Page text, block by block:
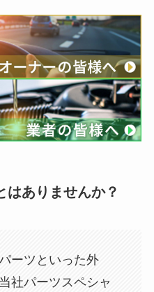
はありませんか？
ーツといった外
社パーツスペシャ